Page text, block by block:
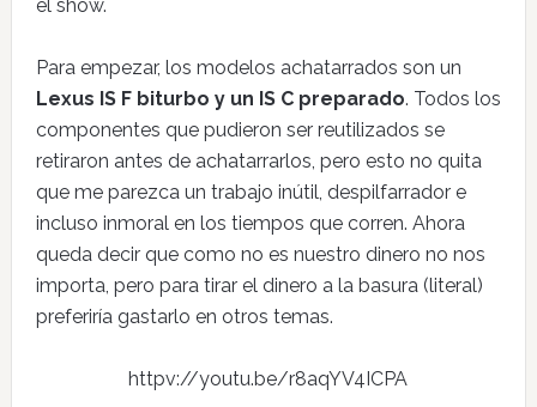
el show.
Para empezar, los modelos achatarrados son un
Lexus IS F biturbo y un IS C preparado. Todos los
componentes que pudieron ser reutilizados se
retiraron antes de achatarrarlos, pero esto no quita
que me parezca un trabajo inútil, despilfarrador e
incluso inmoral en los tiempos que corren. Ahora
queda decir que como no es nuestro dinero no nos
importa, pero para tirar el dinero a la basura (literal)
preferiría gastarlo en otros temas.
httpv://youtu.be/r8aqYV4ICPA